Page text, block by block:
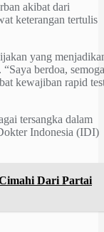
akibat dari
keterangan tertulis
yang
berdoa, semoga
kewajiban rapid
tersangka dalam
Indonesia (IDI)
Dari Partai